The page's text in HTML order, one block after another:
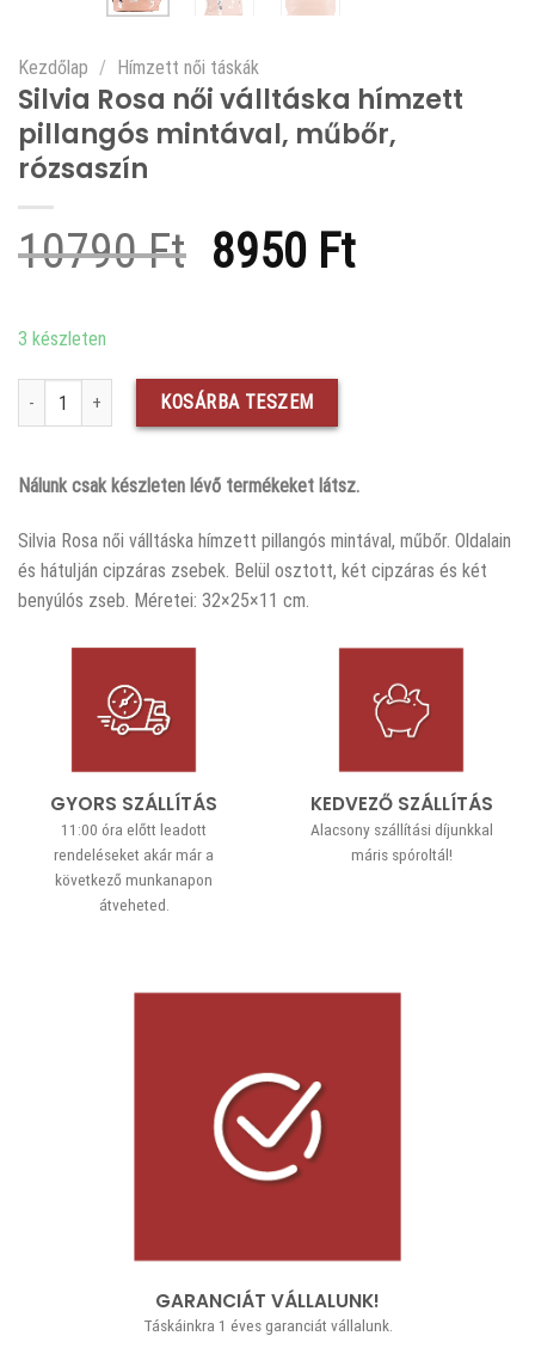
Kezdőlap / Hímzett női táskák
Silvia Rosa női válltáska hímzett
pillangós mintával, műbőr,
rózsaszín
10790Ft Original
10790 Ft.
8950 FtCurrent
3 készleten
Silvia Rosa női válltáska hímzett pillangós mintával, műbőr, rózsaszín
KOSÁRBA TESZEM
Nálunk csak készleten lévő termékeket látsz.
Silvia Rosa női válltáska hímzett pillangós mintával, műbőr. Oldalain
és hátulján cipzáras zsebek. Belül osztott, két cipzáras és két
benyúlós zseb. Méretei: 32×25×11 cm.
GYORS SZÁLLÍTÁS
11:00 óra előtt leadott
rendeléseket akár már a
következő munkanapon
átveheted.
KEDVEZŐ SZÁLLÍTÁS
Alacsony szállítási díjunkkal
máris spóroltál!
GARANCIÁT VÁLLALUNK!
Táskáinkra 1 éves garanciát vállalunk.